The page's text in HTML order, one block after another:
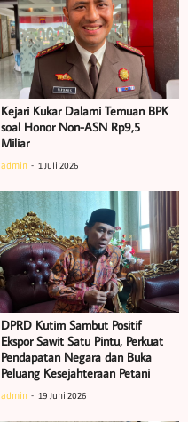
Kejari Kukar Dalami Temuan BPK
soal Honor Non-ASN Rp9,5
Miliar
admin 1 Juli 2026
DPRD Kutim Sambut Positif
Ekspor Sawit Satu Pintu, Perkuat
Pendapatan Negara dan Buka
Peluang Kesejahteraan Petani
admin 19 Juni 2026